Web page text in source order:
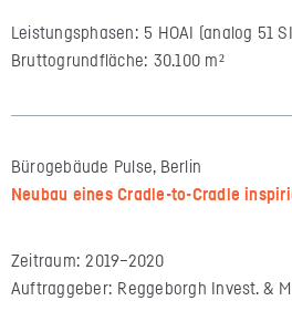
Leistungsphasen: 5 HOAI (analog 51
Bruttogrundfläche: 30.100 m²
Bürogebäude Pulse, Berlin
Neubau eines Cradle-to-Cradle
Zeitraum: 2019–2020
Auftraggeber: Reggeborgh Invest. &